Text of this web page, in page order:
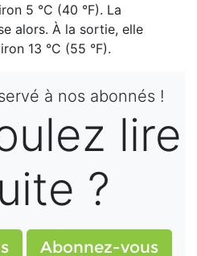
5 °C (40 °F). La
alors. À la sortie, elle
13 °C (55 °F).
à nos abonnés !
lire
?
Abonnez-vous